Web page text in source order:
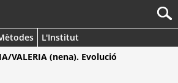
L'Institut
VALERIA (nena). Evolució